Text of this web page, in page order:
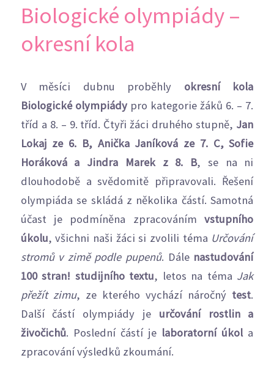
Biologické olympiády –
okresní kola
V měsíci dubnu proběhly okresní kola
Biologické olympiádypro kategorie žáků 6. – 7.
tříd a 8. – 9. tříd. Čtyři žáci druhého stupně, Jan
Lokaj ze 6. B, Anička Janíková ze 7. C, Sofie
Horáková a Jindra Marek z 8. B, se na ni
dlouhodobě a svědomitě připravovali. Řešení
olympiáda se skládá z několika částí. Samotná
účast je podmíněna zpracovánímvstupního
úkolu, všichni naši žáci si zvolili téma Určování
stromů v zimě podle pupenů. Dále nastudování
100 stran! studijního textu, letos na téma Jak
přežít zimu, ze kterého vychází náročný test.
Další částí olympiády je určování rostlin a
živočichů. Poslední částí je laboratorní úkol a
zpracování výsledků zkoumání.